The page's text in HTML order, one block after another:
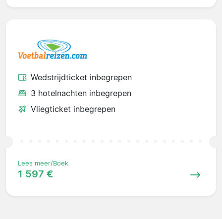
Wedstrijdticket inbegrepen
3 hotelnachten inbegrepen
Vliegticket inbegrepen
Lees meer/Boek
1 597 €